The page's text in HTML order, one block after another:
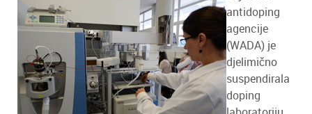
antidoping
agencije
(WADA) je
djelimično
suspendirala
doping